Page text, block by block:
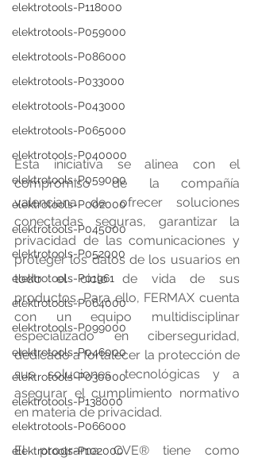
elektrotools-P118000
elektrotools-P059000
elektrotools-P086000
elektrotools-P033000
elektrotools-P043000
elektrotools-P065000
elektrotools-P040000
elektrotools-P059000
elektrotools-P002000
elektrotools-P045000
elektrotools-P052000
elektrotools-P01961
elektrotools-P064000
elektrotools-P099000
elektrotools-P046000
elektrotools-P030000
elektrotools-P138000
elektrotools-P066000
elektrotools-P102000
Esta iniciativa se alinea con el
compromiso de la compañía
valenciana de ofrecer soluciones
conectadas seguras, garantizar la
privacidad de las comunicaciones y
proteger los datos de los usuarios en
todo el ciclo de vida de sus
productos. Para ello, FERMAX cuenta
con un equipo multidisciplinar
especializado en ciberseguridad,
dedicado a fortalecer la protección de
sus soluciones tecnológicas y a
asegurar el cumplimiento normativo
en materia de privacidad.
El programa CVE® tiene como